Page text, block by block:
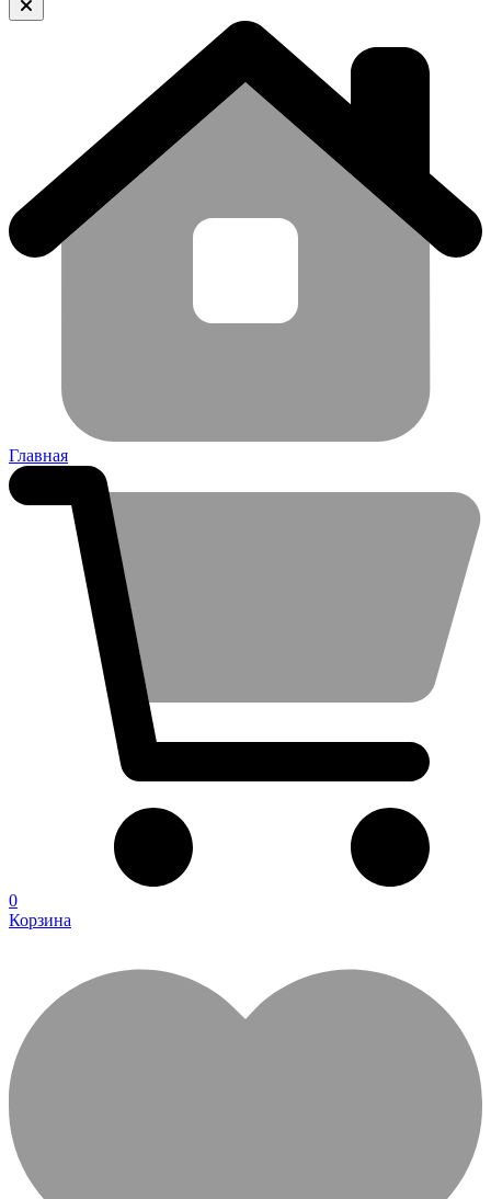
Главная
0
Корзина